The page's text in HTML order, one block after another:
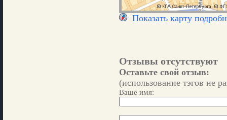
Показать карту
Отзывы отсутствуют
Оставьте свой отзыв:
(использование тэгов не
Ваше имя: